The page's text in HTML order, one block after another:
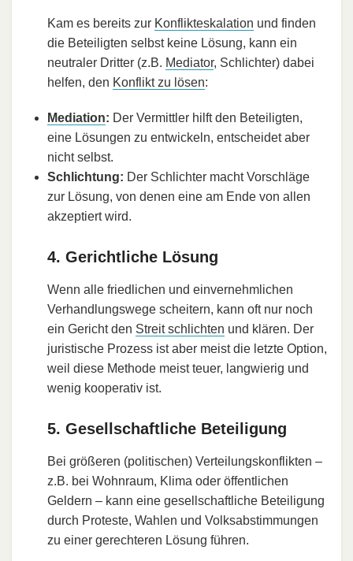
Kam es bereits zur Konflikteskalation und finden
die Beteiligten selbst keine Lösung, kann ein
neutraler Dritter (z.B. Mediator, Schlichter) dabei
helfen, den Konflikt zu lösen:
Mediation: Der Vermittler hilft den Beteiligten,
eine Lösungen zu entwickeln, entscheidet aber
nicht selbst.
Schlichtung: Der Schlichter macht Vorschläge
zur Lösung, von denen eine am Ende von allen
akzeptiert wird.
4. Gerichtliche Lösung
Wenn alle friedlichen und einvernehmlichen
Verhandlungswege scheitern, kann oft nur noch
ein Gericht den Streit schlichten und klären. Der
juristische Prozess ist aber meist die letzte Option,
weil diese Methode meist teuer, langwierig und
wenig kooperativ ist.
5. Gesellschaftliche Beteiligung
Bei größeren (politischen) Verteilungskonflikten –
z.B. bei Wohnraum, Klima oder öffentlichen
Geldern – kann eine gesellschaftliche Beteiligung
durch Proteste, Wahlen und Volksabstimmungen
zu einer gerechteren Lösung führen.